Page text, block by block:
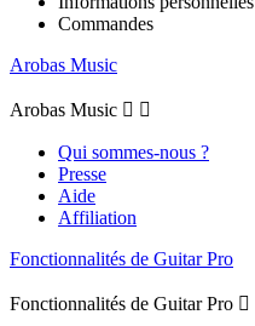
Commandes
Arobas Music
Arobas Music  
Qui sommes-nous ?
Presse
Aide
Affiliation
Fonctionnalités de Guitar Pro
Fonctionnalités de Guitar Pro 